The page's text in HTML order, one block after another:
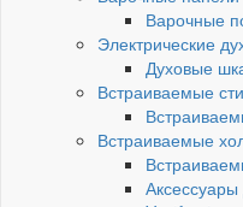
Варочные
Электрические
Духовые
Встраиваемые
Встраиваемые